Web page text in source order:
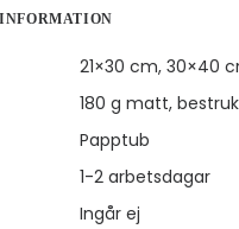
21×30 cm, 30×40
180 g matt,
Papptub
1-2 arbetsdagar
Ingår ej